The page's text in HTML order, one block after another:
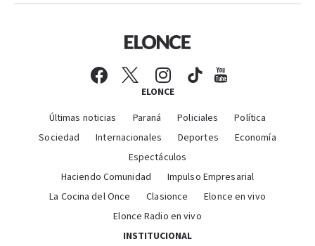
ELONCE
Últimas noticias Paraná Policiales
Política
Sociedad
Internacionales Deportes
Economía
Espectáculos
Haciendo Comunidad
Impulso Empresarial
La Cocina del Once
Clasionce
Elonce en vivo
Elonce Radio en vivo
INSTITUCIONAL